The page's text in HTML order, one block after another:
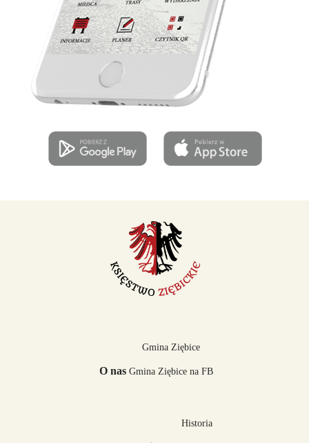
O nas
Gmina Ziębice
Gmina Ziębice na FB
Historia